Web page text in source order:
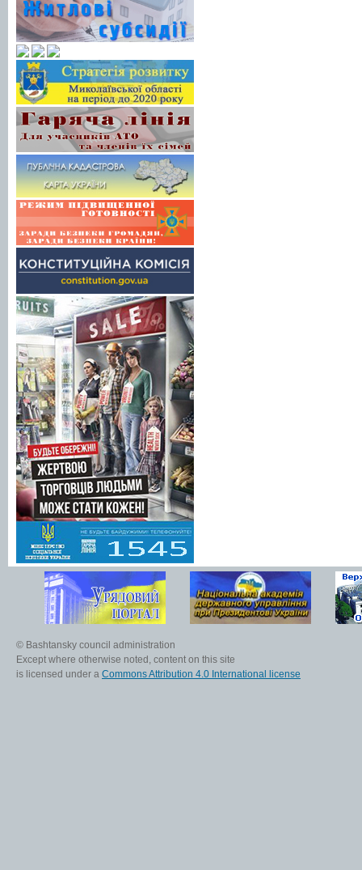
© Bashtansky council administration
Except where otherwise noted, content on this site
is licensed under a Commons Attribution 4.0 International license